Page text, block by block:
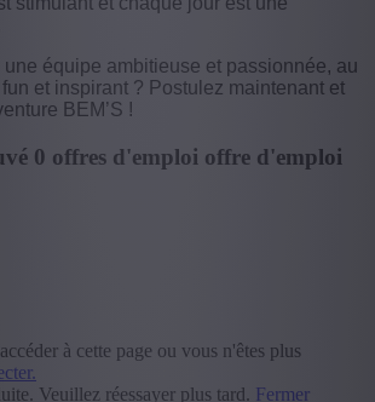
équipe ambitieuse et passionnée, au
et inspirant ? Postulez maintenant et
BEM’S !
0 offres d'emploi offre d'emploi
à cette page ou vous n'êtes plus
Veuillez réessayer plus tard. Fermer